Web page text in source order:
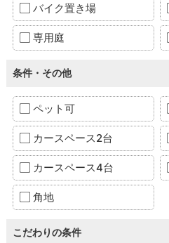
バイク置き場
専用庭
条件・その他
ペット可
カースペース2台
カースペース4台
角地
こだわりの条件